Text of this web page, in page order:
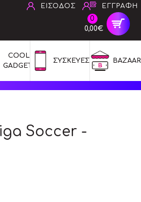
ΕΙΣΟΔΟΣ ΕΓΓΡΑΦΗ
0
0,00€
COOL
GADGETS
ΣΥΣΚΕΥΕΣ BAZAAR
Soccer -